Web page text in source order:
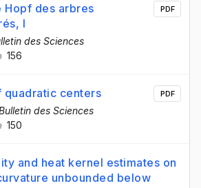
Hopf des arbres
I
des Sciences
156
PDF
quadratic centers
des Sciences
150
PDF
and heat kernel estimates on
unbounded below